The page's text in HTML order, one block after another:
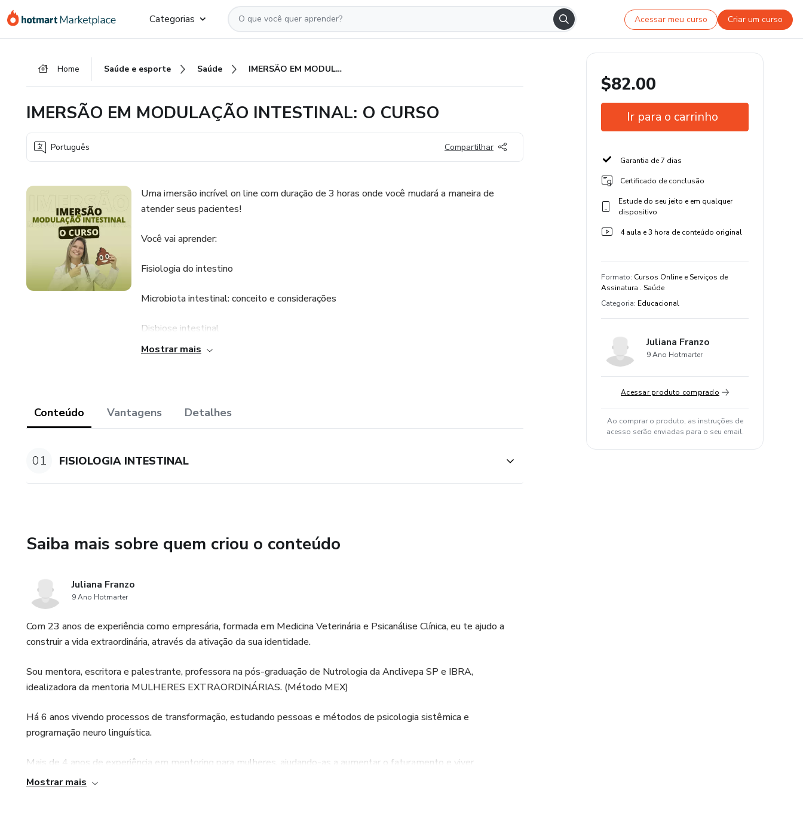
para
para
para
Categorias Acessar meu curso Criar um curso
Home Saúde e esporte Saúde IMERSÃO EM MODULAÇÃO INTESTINAL: O CURSO
IMERSÃO EM MODULAÇÃO INTESTINAL: O CURSO
Português Compartilhar
Uma imersão incrível on line com duração de 3 horas onde você mudará a maneira de
atender seus pacientes!
Você vai aprender:
Fisiologia do intestino
Microbiota intestinal: conceito e considerações
Disbiose intestinal
Probiótico, prébioticos e simbióticos
Casos reais e utilização de modulação intestinal
Mostrar mais
Conteúdo Vantagens Detalhes
01 FISIOLOGIA INTESTINAL
Saiba mais sobre quem criou o conteúdo
Juliana Franzo
9 Ano Hotmarter
Com 23 anos de experiência como empresária, formada em Medicina Veterinária e Psicanálise Clínica, eu te ajudo a
construir a vida extraordinária, através da ativação da sua identidade.
Sou mentora, escritora e palestrante, professora na pós-graduação de Nutrologia da Anclivepa SP e IBRA,
idealizadora da mentoria MULHERES EXTRAORDINÁRIAS. (Método MEX)
Há 6 anos vivendo processos de transformação, estudando pessoas e métodos de psicologia sistêmica e
programação neuro linguística.
Mais de 4 anos de experiência em mentoring para mulheres, ajudando-as a aumentar o faturamento e viver
relacionamentos extraordinários através do encontro e ativação de suas identidades.
Mostrar mais
$82.00
Ir para o carrinho
Garantia de 7 dias
Certificado de conclusão
Estude do seu jeito e em qualquer
dispositivo
4 aula e 3 hora de conteúdo original
Formato: Cursos Online e Serviços de
Assinatura . Saúde
Categoria: Educacional
Juliana Franzo
9 Ano Hotmarter
Acessar produto comprado
Ao comprar o produto, as instruções de
acesso serão enviadas para o seu email.